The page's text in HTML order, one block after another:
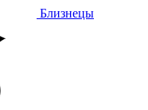
Близнецы